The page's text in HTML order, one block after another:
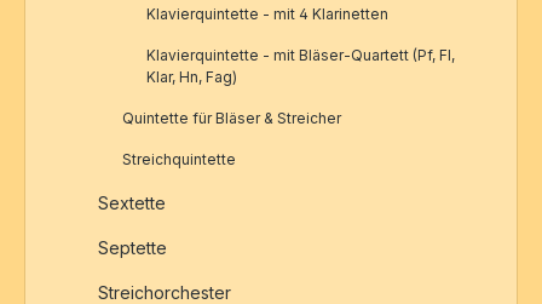
Klavierquintette - mit 4 Klarinetten
Klavierquintette - mit Bläser-Quartett (Pf, Fl,
Klar, Hn, Fag)
Quintette für Bläser & Streicher
Streichquintette
Sextette
Septette
Streichorchester